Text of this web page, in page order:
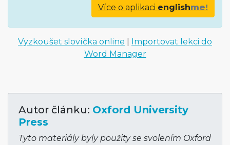
Více o aplikaci englishme!
Vyzkoušet slovíčka online
Importovat lekci do
Word Manager
Autor článku: Oxford University
Press
Tyto materiály byly použity se svolením Oxford